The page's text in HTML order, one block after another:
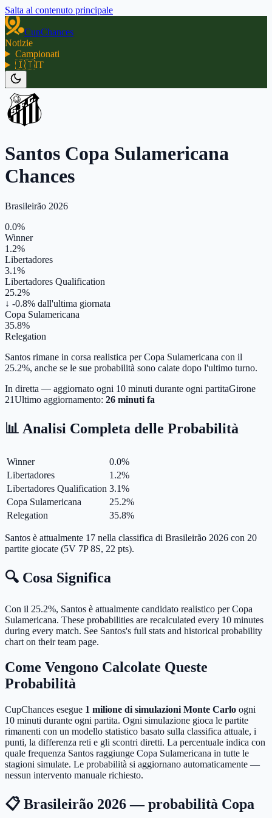
Salta al contenuto principale
CupChances
Notizie
Campionati
🇮🇹IT
Santos Copa Sulamericana
Chances
Brasileirão 2026
0.0%
Winner
1.2%
Libertadores
3.1%
Libertadores Qualification
25.2%
↓ -0.8% dall'ultima giornata
Copa Sulamericana
35.8%
Relegation
Santos rimane in corsa realistica per Copa Sulamericana con il
25.2%, anche se le sue probabilità sono calate dopo l'ultimo turno.
In diretta — aggiornato ogni 10 minuti durante ogni partitaGirone
21Ultimo aggiornamento: 26 minuti fa
📊 Analisi Completa delle Probabilità
Winner 0.0%
Libertadores
1.2%
Libertadores Qualification 3.1%
Copa Sulamericana
25.2%
Relegation
35.8%
Santos è attualmente 17 nella classifica di Brasileirão 2026 con 20
partite giocate (5V 7P 8S, 22 pts).
🔍 Cosa Significa
Con il 25.2%, Santos è attualmente candidato realistico per Copa
Sulamericana. These probabilities are recalculated every 10 minutes
during every match. See Santos's full stats and historical probability
chart on their team page.
Come Vengono Calcolate Queste
Probabilità
CupChances esegue 1 milione di simulazioni Monte Carlo ogni
10 minuti durante ogni partita. Ogni simulazione gioca le partite
rimanenti con un modello statistico basato sulla classifica attuale, i
punti, la differenza reti e gli scontri diretti. La percentuale indica con
quale frequenza Santos raggiunge Copa Sulamericana in tutte le
stagioni simulate. Le probabilità si aggiornano automaticamente —
nessun intervento manuale richiesto.
📋 Brasileirão 2026 — probabilità Copa